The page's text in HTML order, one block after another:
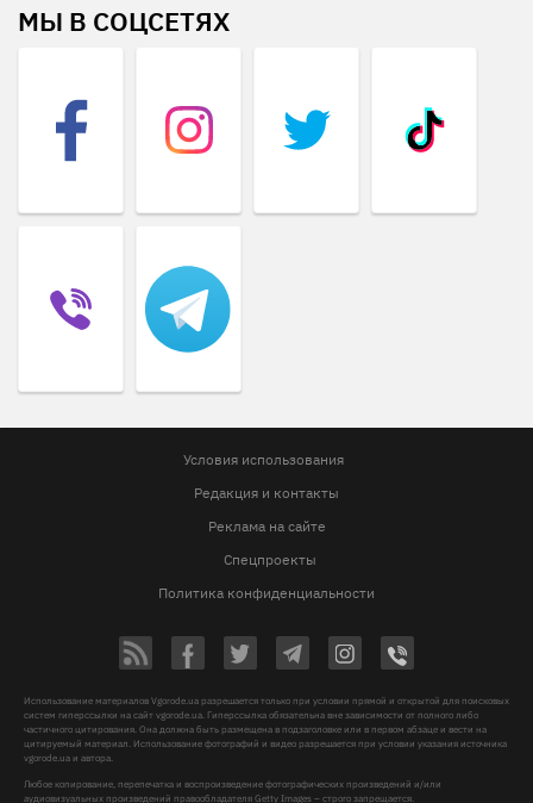
МЫ В СОЦСЕТЯХ
Условия использования
Редакция и контакты
Реклама на сайте
Спецпроекты
Политика конфиденциальности
Использование материалов Vgorode.ua разрешается только при условии прямой и открытой для поисковых
систем гиперссылки на сайт vgorode.ua. Гиперссылка обязательна вне зависимости от полного либо
частичного цитирования. Она должна быть размещена в подзаголовке или в первом абзаце и вести на
цитируемый материал. Использование фотографий и видео разрешается при условии указания источника
vgorode.ua и автора.
Любое копирование, перепечатка и воспроизведение фотографических произведений и/или
аудиовизуальных произведений правообладателя Getty Images – строго запрещается.